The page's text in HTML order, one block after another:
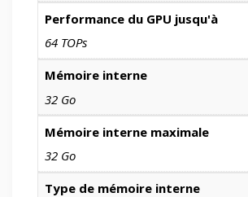
Performance du GPU jusqu'à
64 TOPs
Mémoire interne
32 Go
Mémoire interne maximale
32 Go
Type de mémoire interne